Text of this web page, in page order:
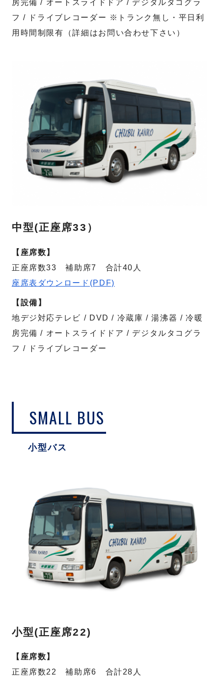
房完備 / オートスライドドア / デジタルタコグラ
フ / ドライブレコーダー ※トランク無し・平日利
用時間制限有（詳細はお問い合わせ下さい）
中型(正座席33）
【座席数】
正座席数33 補助席7 合計40人
座席表ダウンロード(PDF)
【設備】
地デジ対応テレビ / DVD / 冷蔵庫 / 湯沸器 / 冷暖
房完備 / オートスライドドア / デジタルタコグラ
フ / ドライブレコーダー
SMALL BUS
小型バス
小型(正座席22)
【座席数】
正座席数22 補助席6 合計28人